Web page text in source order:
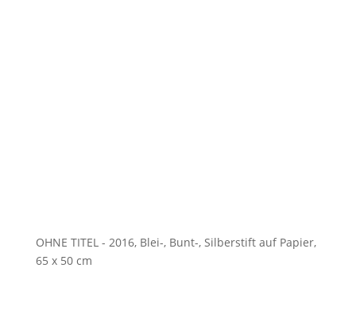
OHNE TITEL - 2016, Blei-, Bunt-, Silberstift auf Papier,
65 x 50 cm